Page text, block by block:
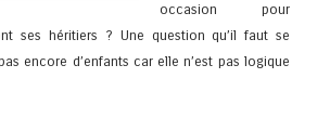
occasion pour
ses héritiers ? Une question qu’il faut se
encore d’enfants car elle n’est pas logique